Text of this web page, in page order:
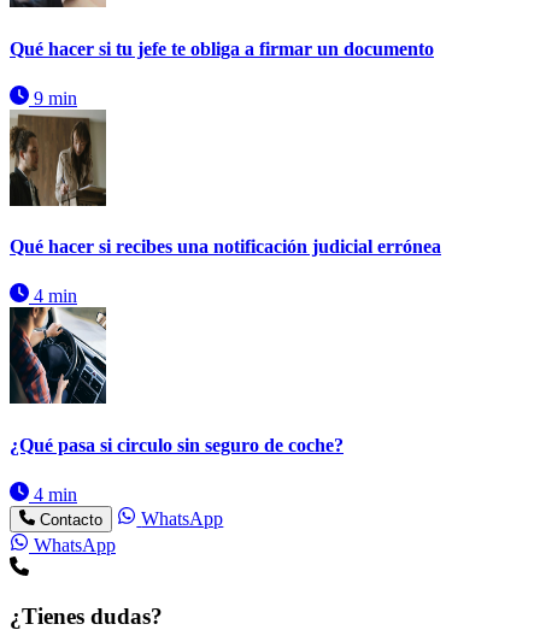
Qué hacer si tu jefe te obliga a firmar un documento
9 min
Qué hacer si recibes una notificación judicial errónea
4 min
¿Qué pasa si circulo sin seguro de coche?
4 min
Contacto
WhatsApp
WhatsApp
¿Tienes dudas?